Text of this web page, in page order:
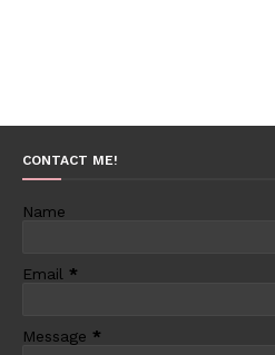
CONTACT ME!
Name
Email *
Message *